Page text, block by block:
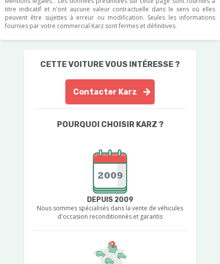
titre indicatif et n'ont aucune valeur contractuelle dans le sens où elles
peuvent être sujettes à erreur ou modification. Seules les informations
fournies par votre commercial Karz sont fermes et définitives.
CETTE VOITURE VOUS INTÉRESSE ?
Contacter Karz
POURQUOI CHOISIR KARZ ?
DEPUIS 2009
Nous sommes spécialisés dans la vente de véhicules
d'occasion reconditionnés et garantis